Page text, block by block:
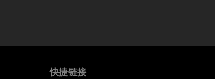
快捷链接